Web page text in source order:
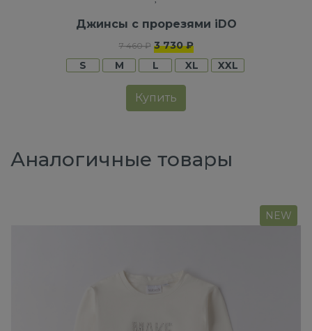
Джинсы с прорезями iDO
7 460 ₽ 3 730 ₽
S
M L XL XXL
Купить
Аналогичные товары
NEW